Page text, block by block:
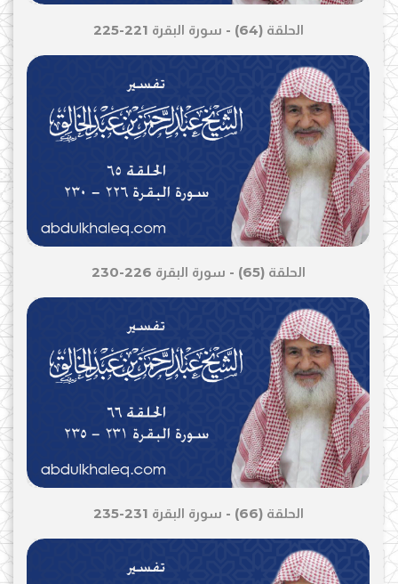
الحلقة (64) - سورة البقرة 221-225
الحلقة (65) - سورة البقرة 226-230
الحلقة (66) - سورة البقرة 231-235